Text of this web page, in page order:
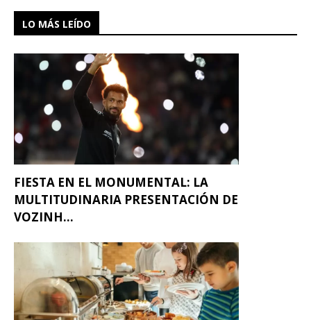
LO MÁS LEÍDO
FIESTA EN EL MONUMENTAL: LA
MULTITUDINARIA PRESENTACIÓN DE
VOZINH...